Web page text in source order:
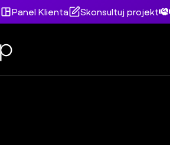
Panel Klienta Skonsultuj projekt